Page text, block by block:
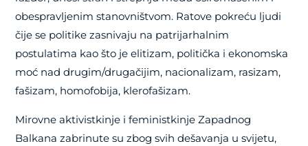
obespravljenim stanovništvom. Ratove pokreću ljudi
čije se politike zasnivaju na patrijarhalnim
postulatima kao što je elitizam, politička i ekonomska
moć nad drugim/drugačijim, nacionalizam, rasizam,
fašizam, homofobija, klerofašizam.
Mirovne aktivistkinje i feministkinje Zapadnog
Balkana zabrinute su zbog svih dešavanja u svijetu,